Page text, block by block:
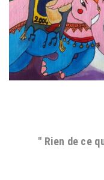
" Rien de ce